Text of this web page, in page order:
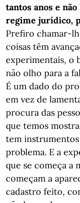
tantos anos e
regime jurídico,
Prefiro chamar-
coisas têm
experimentais, o
não olho para a
É um dado do
em vez de
procura das
que temos
tem
problema. E a
que se começa a
começam a
cadastro feito,